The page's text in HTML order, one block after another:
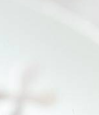
halfuur door met